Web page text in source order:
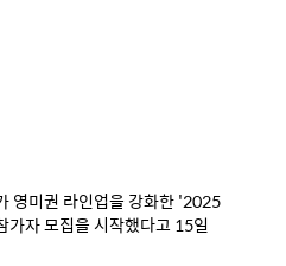
영미권 라인업을 강화한 '2025
가자 모집을 시작했다고 15일